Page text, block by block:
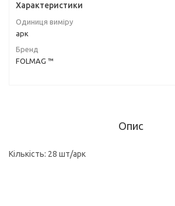
Характеристики
Одиниця виміру
арк
Бренд
FOLMAG ™
Опис
Кількість: 28 шт/арк